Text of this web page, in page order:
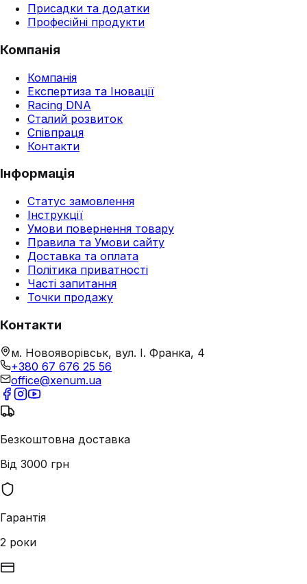
Присадки та додатки
Професійні продукти
Компанія
Компанія
Експертиза та Іновації
Racing DNA
Сталий розвиток
Співпраця
Контакти
Інформація
Статус замовлення
Інструкції
Умови повернення товару
Правила та Умови сайту
Доставка та оплата
Політика приватності
Часті запитання
Точки продажу
Контакти
м. Новояворівськ, вул. І. Франка, 4
+380 67 676 25 56
office@xenum.ua
Безкоштовна доставка
Від 3000 грн
Гарантія
2 роки